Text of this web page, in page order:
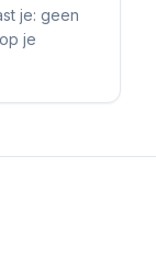
je: geen
je